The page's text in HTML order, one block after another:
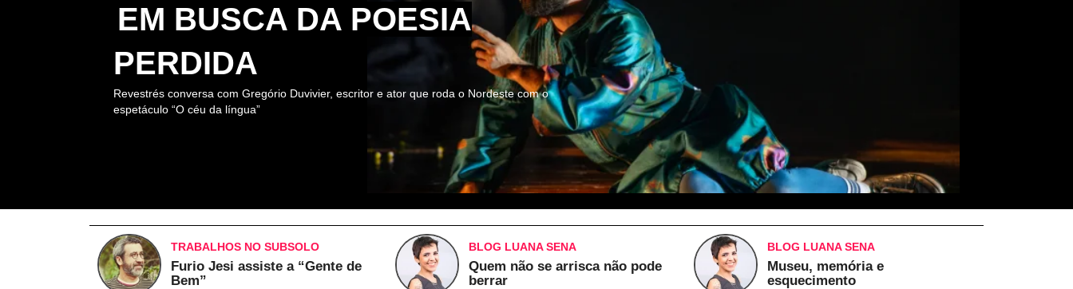
EM BUSCA DA POESIA
PERDIDA
Revestrés conversa com Gregório Duvivier, escritor e ator que roda o Nordeste com o
espetáculo “O céu da língua”
TRABALHOS NO SUBSOLO
Furio Jesi assiste a “Gente de
Bem”
BLOG LUANA SENA
Quem não se arrisca não pode
berrar
BLOG LUANA SENA
Museu, memória e
esquecimento